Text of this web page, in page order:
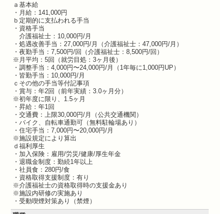
ａ基本給
・月給：141,000円
ｂ定期的に支払われる手当
・資格手当
介護福祉士：10,000円/月
・処遇改善手当：27,000円/月（介護福祉士：47,000円/月）
・夜勤手当：7,500円/回（介護福祉士：8,500円/回）
※月平均：5回（就労目処：3ヶ月後）
・調整手当：4,000円〜24,000円/月（1年毎に1,000円UP）
・皆勤手当：10,000円/月
ｃその他の手当等付記事項
・賞与：年2回（前年実績：3.0ヶ月分）
※初年度に限り、1.5ヶ月
・昇給：年1回
・交通費：上限30,000円/月（公共交通機関）
・バイク、自転車通勤可（無料駐輪場あり）
・住宅手当：7,000円〜20,000円/月
※施設規定により算出
ｄ福利厚生
・加入保険：雇用/労災/健康/厚生年金
・退職金制度：勤続1年以上
・社員食：280円/食
・資格取得支援制度：有り
※介護福祉士の資格取得時の支援金あり
※施設内研修の実施あり
・受動喫煙対策あり（禁煙）